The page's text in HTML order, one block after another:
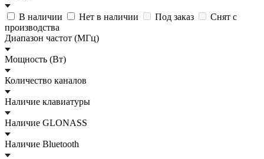
В наличии Нет в наличии Под заказ
Снят с
производства
Диапазон частот (МГц)
Мощность (Вт)
Количество каналов
Наличие клавиатуры
Наличие GLONASS
Наличие Bluetooth